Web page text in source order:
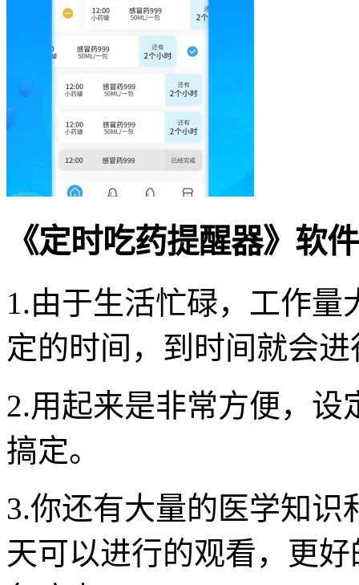
《定时吃药提醒器》软
1.由于生活忙碌，工作
定的时间，到时间就会
2.用起来是非常方便，
搞定。
3.你还有大量的医学知
天可以进行的观看，更